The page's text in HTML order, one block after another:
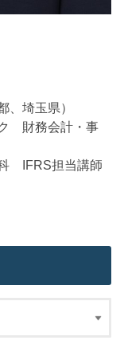
、埼玉県）
財務会計・事
IFRS担当講師